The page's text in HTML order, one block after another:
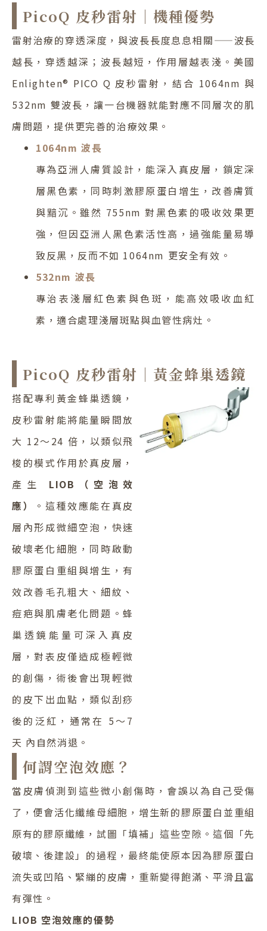
PicoQ 皮秒雷射｜機種優勢
雷射治療的穿透深度，與波長長度息息相關——波長
越長，穿透越深；波長越短，作用層越表淺。美國
Enlighten® PICO Q 皮秒雷射，結合 1064nm 與
532nm 雙波長，讓一台機器就能對應不同層次的肌
膚問題，提供更完善的治療效果。
1064nm 波長
專為亞洲人膚質設計，能深入真皮層，鎖定深
層黑色素，同時刺激膠原蛋白增生，改善膚質
與黯沉。雖然 755nm 對黑色素的吸收效果更
強，但因亞洲人黑色素活性高，過強能量易導
致反黑，反而不如 1064nm 更安全有效。
532nm 波長
專治表淺層紅色素與色斑，能高效吸收血紅
素，適合處理淺層斑點與血管性病灶。
PicoQ 皮秒雷射｜黃金蜂巢透鏡
搭配專利黃金蜂巢透鏡，
皮秒雷射能將能量瞬間放
大 12～24 倍，以類似飛
梭的模式作用於真皮層，
產生
LIOB（空泡效
應）
。這種效應能在真皮
層內形成微細空泡，快速
破壞老化細胞，同時啟動
膠原蛋白重組與增生，有
效改善毛孔粗大、細紋、
痘疤與肌膚老化問題。蜂
巢透鏡能量可深入真皮
層，對表皮僅造成極輕微
的創傷，術後會出現輕微
的皮下出血點，類似刮痧
後的泛紅，通常在 5～7
天 內自然消退。
何謂空泡效應？
當皮膚偵測到這些微小創傷時，會誤以為自己受傷
了，便會活化纖維母細胞，增生新的膠原蛋白並重組
原有的膠原纖維，試圖「填補」這些空隙。這個「先
破壞、後建設」的過程，最終能使原本因為膠原蛋白
流失或凹陷、緊繃的皮膚，重新變得飽滿、平滑且富
有彈性。
LIOB 空泡效應的優勢